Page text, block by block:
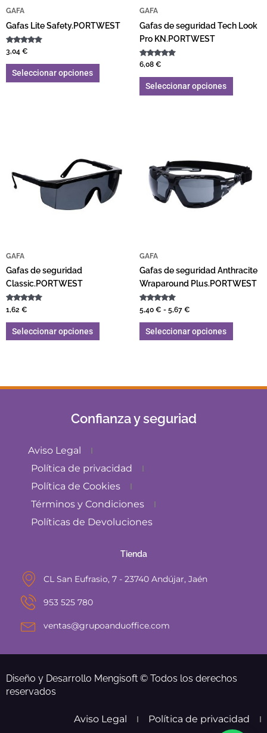
GAFA
Gafas Lite Safety.PORTWEST
Valorado
con
5.00
de 5
3,04 €
Seleccionar opciones
GAFA
Gafas de seguridad Tech Look
Pro KN.PORTWEST
Valorado
con
5.00
de 5
6,08 €
Seleccionar opciones
GAFA
Gafas de seguridad
Classic.PORTWEST
Valorado
con
5.00
de 5
1,62 €
Seleccionar opciones
GAFA
Gafas de seguridad Anthracite
Wraparound Plus.PORTWEST
Valorado
con
5.00
de 5
5,40 € - 5,67 €
Seleccionar opciones
Confianza y seguriad
Aviso Legal
Política de privacidad
Política de Cookies
Términos y Condiciones
Políticas de Devoluciones
Tienda
CL San Eufrasio, 7 - 23740 Andújar, Jaén
953 525 780
ventas@grupoanduoffice.com
Diseño y Desarrollo Mengisoft © Todos los derechos
reservados
Aviso Legal
Política de privacidad